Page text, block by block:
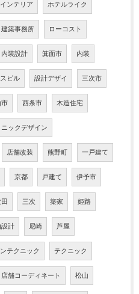
インテリア ホテルライク
建築事務所 ローコスト
内装設計 箕面市 内装
ビル 設計デザイ 三次市
市 西条市 木造住宅
ニックデザイン
店舗改装 熊野町 一戸建て
京都 戸建て 伊予市
三次 築家 姫路
設計 尼崎 芦屋
テクニック テクニック
店舗コーディネート 松山